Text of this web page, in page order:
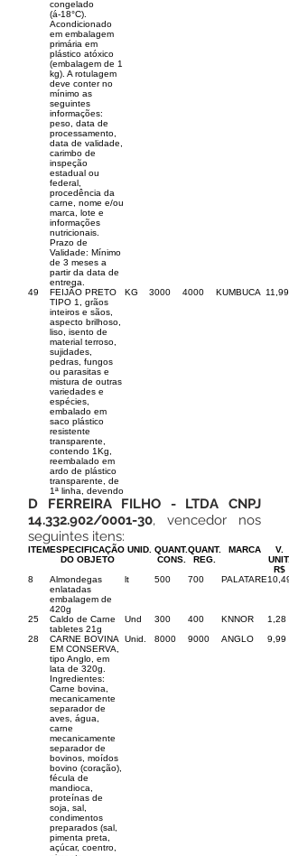
congelado
(á-18°C).
Acondicionado
em embalagem
primária em
plástico atóxico
(embalagem de 1
kg). A rotulagem
deve conter no
mínimo as
seguintes
informações:
peso, data de
processamento,
data de validade,
carimbo de
inspeção
estadual ou
federal,
procedência da
carne, nome e/ou
marca, lote e
informações
nutricionais.
Prazo de
Validade: Mínimo
de 3 meses a
partir da data de
entrega.
49
FEIJÃO PRETO
TIPO 1, grãos
inteiros e sãos,
aspecto brilhoso,
liso, isento de
material terroso,
sujidades,
pedras, fungos
ou parasitas e
mistura de outras
variedades e
espécies,
embalado em
saco plástico
resistente
transparente,
contendo 1Kg,
reembalado em
ardo de plástico
transparente, de
1ª linha, devendo
KG 3000 4000 KUMBUCA 11,99
D FERREIRA FILHO - LTDA CNPJ
14.332.902/0001-30, vencedor nos
seguintes itens:
ITEMESPECIFICAÇÃO
DO OBJETO
UNID. QUANT.
CONS.
QUANT.
REG.
MARCA
V.
UNIT.
R$
8
Almondegas
enlatadas
embalagem de
420g
lt 500 700 PALATARE10,49
25
Caldo de Carne
tabletes 21g
Und 300 400 KNNOR
1,28
28
CARNE BOVINA
EM CONSERVA,
tipo Anglo, em
lata de 320g.
Ingredientes:
Carne bovina,
mecanicamente
separador de
aves, água,
carne
mecanicamente
separador de
bovinos, moídos
bovino (coração),
fécula de
mandioca,
proteínas de
soja, sal,
condimentos
preparados (sal,
pimenta preta,
açúcar, coentro,
Unid. 8000 9000 ANGLO 9,99